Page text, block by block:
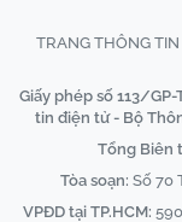
TRANG THÔNG
Giấy phép số 113/
tin điện tử - Bộ
Tổng Biên
Tòa soạn: Số 70
VPĐD tại TP.HCM: